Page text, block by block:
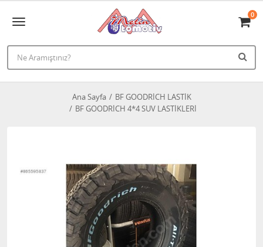
0
Ana Sayfa
BF GOODRİCH LASTİK
BF GOODRİCH 4*4 SUV LASTİKLERİ